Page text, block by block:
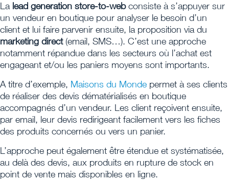
La lead generation store-to-webconsiste à s’appuyer sur
un vendeur en boutique pour analyser le besoin d’un
client et lui faire parvenir ensuite, la proposition via du
marketing direct (email, SMS…). C’est une approche
notamment répandue dans les secteurs où l’achat est
engageant et/ou les paniers moyens sont importants.
A titre d’exemple, Maisons du Monde permet à ses clients
de réaliser des devis dématérialisés en boutique
accompagnés d’un vendeur. Les client reçoivent ensuite,
par email, leur devis redirigeant facilement vers les fiches
des produits concernés ou vers un panier.
L’approche peut également être étendue et systématisée,
au delà des devis, aux produits en rupture de stock en
point de vente mais disponibles en ligne.